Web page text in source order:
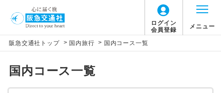
ログイン
会員登録
メニュー
阪急交通社トップ > 国内旅行 > 国内コース一覧
国内コース一覧